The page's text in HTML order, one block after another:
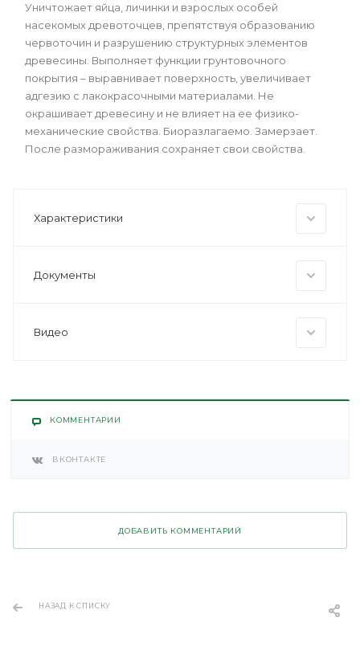
Уничтожает яйца, личинки и взрослых особей
насекомых древоточцев, препятствуя образованию
червоточин и разрушению структурных элементов
древесины. Выполняет функции грунтовочного
покрытия – выравнивает поверхность, увеличивает
адгезию с лакокрасочными материалами. Не
окрашивает древесину и не влияет на ее физико-
механические свойства. Биоразлагаемо. Замерзает.
После размораживания сохраняет свои свойства.
Характеристики
Документы
Видео
КОММЕНТАРИИ
ВКОНТАКТЕ
ДОБАВИТЬ КОММЕНТАРИЙ
НАЗАД К СПИСКУ